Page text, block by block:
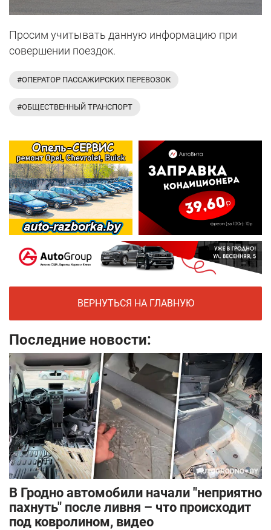
Просим учитывать данную информацию при
совершении поездок.
#ОПЕРАТОР ПАССАЖИРСКИХ ПЕРЕВОЗОК
#ОБЩЕСТВЕННЫЙ ТРАНСПОРТ
ВЕРНУТЬСЯ НА ГЛАВНУЮ
Последние новости:
В Гродно автомобили начали "неприятно
пахнуть" после ливня – что происходит
под ковролином, видео